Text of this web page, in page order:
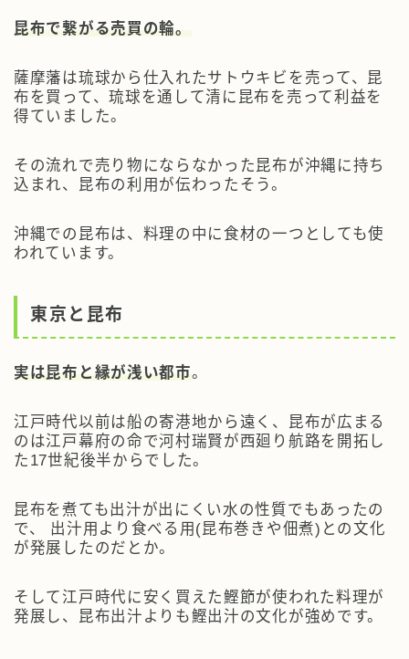
昆布で繋がる売買の輪。
薩摩藩は琉球から仕入れたサトウキビを売って、昆
布を買って、琉球を通して清に昆布を売って利益を
得ていました。
その流れで売り物にならなかった昆布が沖縄に持ち
込まれ、昆布の利用が伝わったそう。
沖縄での昆布は、料理の中に食材の一つとしても使
われています。
東京と昆布
実は昆布と縁が浅い都市。
江戸時代以前は船の寄港地から遠く、昆布が広まる
のは江戸幕府の命で河村瑞賢が西廻り航路を開拓し
た17世紀後半からでした。
昆布を煮ても出汁が出にくい水の性質でもあったの
で、 出汁用より食べる用(昆布巻きや佃煮)との文化
が発展したのだとか。
そして江戸時代に安く買えた鰹節が使われた料理が
発展し、昆布出汁よりも鰹出汁の文化が強めです。